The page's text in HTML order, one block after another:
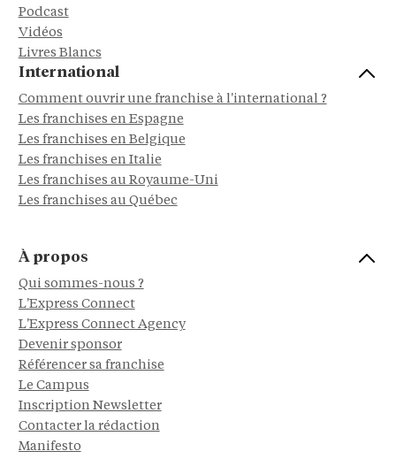
Podcast
Vidéos
Livres Blancs
International
Comment ouvrir une franchise à l'international ?
Les franchises en Espagne
Les franchises en Belgique
Les franchises en Italie
Les franchises au Royaume-Uni
Les franchises au Québec
À propos
Qui sommes-nous ?
L'Express Connect
L'Express Connect Agency
Devenir sponsor
Référencer sa franchise
Le Campus
Inscription Newsletter
Contacter la rédaction
Manifesto